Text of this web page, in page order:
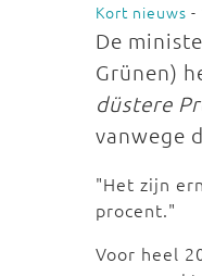
Kort nieuws -
De
Grünen)
düstere
vanwege
"Het zijn
procent."
Voor heel